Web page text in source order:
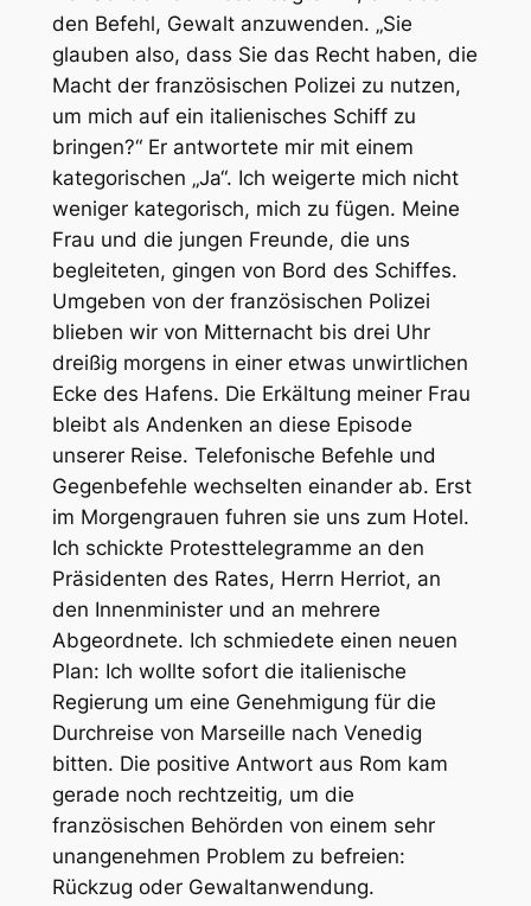
den Befehl, Gewalt anzuwenden. „Sie
glauben also, dass Sie das Recht haben, die
Macht der französischen Polizei zu nutzen,
um mich auf ein italienisches Schiff zu
bringen?“ Er antwortete mir mit einem
kategorischen „Ja“. Ich weigerte mich nicht
weniger kategorisch, mich zu fügen. Meine
Frau und die jungen Freunde, die uns
begleiteten, gingen von Bord des Schiffes.
Umgeben von der französischen Polizei
blieben wir von Mitternacht bis drei Uhr
dreißig morgens in einer etwas unwirtlichen
Ecke des Hafens. Die Erkältung meiner Frau
bleibt als Andenken an diese Episode
unserer Reise. Telefonische Befehle und
Gegenbefehle wechselten einander ab. Erst
im Morgengrauen fuhren sie uns zum Hotel.
Ich schickte Protesttelegramme an den
Präsidenten des Rates, Herrn Herriot, an
den Innenminister und an mehrere
Abgeordnete. Ich schmiedete einen neuen
Plan: Ich wollte sofort die italienische
Regierung um eine Genehmigung für die
Durchreise von Marseille nach Venedig
bitten. Die positive Antwort aus Rom kam
gerade noch rechtzeitig, um die
französischen Behörden von einem sehr
unangenehmen Problem zu befreien:
Rückzug oder Gewaltanwendung.